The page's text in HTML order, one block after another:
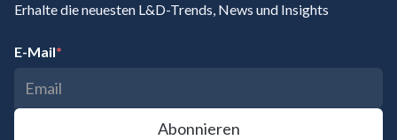
Erhalte die neuesten L&D-Trends, News und Insights
E-Mail*